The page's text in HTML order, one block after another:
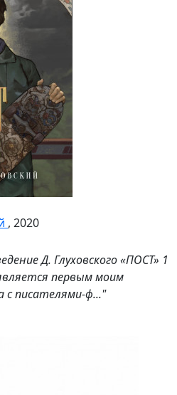
, 2020
Д. Глуховского «ПОСТ» 1
первым моим
писателями-ф..."